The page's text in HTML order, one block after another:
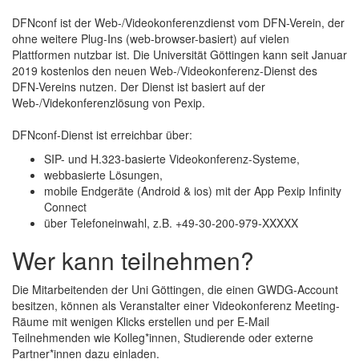
DFNconf ist der Web-/Videokonferenzdienst vom DFN-Verein, der
ohne weitere Plug-Ins (web-browser-basiert) auf vielen
Plattformen nutzbar ist. Die Universität Göttingen kann seit Januar
2019 kostenlos den neuen Web-/Videokonferenz-Dienst des
DFN-Vereins nutzen. Der Dienst ist basiert auf der
Web-/Videkonferenzlösung von Pexip.
DFNconf-Dienst ist erreichbar über:
SIP- und H.323-basierte Videokonferenz-Systeme,
webbasierte Lösungen,
mobile Endgeräte (Android & ios) mit der App Pexip Infinity
Connect
über Telefoneinwahl, z.B. +49-30-200-979-XXXXX
Wer kann teilnehmen?
Die Mitarbeitenden der Uni Göttingen, die einen GWDG-Account
besitzen, können als Veranstalter einer Videokonferenz Meeting-
Räume mit wenigen Klicks erstellen und per E-Mail
Teilnehmenden wie Kolleg*innen, Studierende oder externe
Partner*innen dazu einladen.